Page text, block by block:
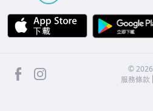
APP Store
facebook ©2026
服務條款